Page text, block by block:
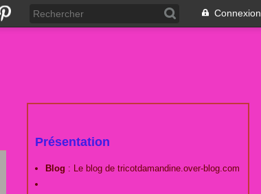
Connexion
Présentation
Blog : Le blog de tricotdamandine.over-blog.com